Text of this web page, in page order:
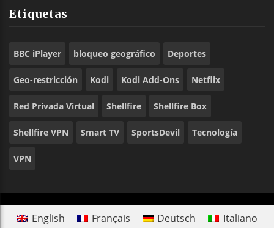
Etiquetas
BBC iPlayer bloqueo geográfico Deportes
Geo-restricción Kodi Kodi Add-Ons Netflix
Red Privada Virtual Shellfire Shellfire Box
Shellfire VPN Smart TV SportsDevil Tecnología
VPN
English Français Deutsch Italiano